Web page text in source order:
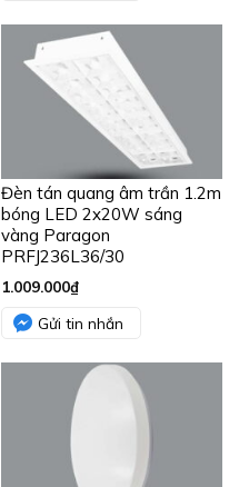
Đèn tán quang âm trần 1.2m
bóng LED 2x20W sáng
vàng Paragon
PRFJ236L36/30
1.009.000₫
Gửi tin nhắn